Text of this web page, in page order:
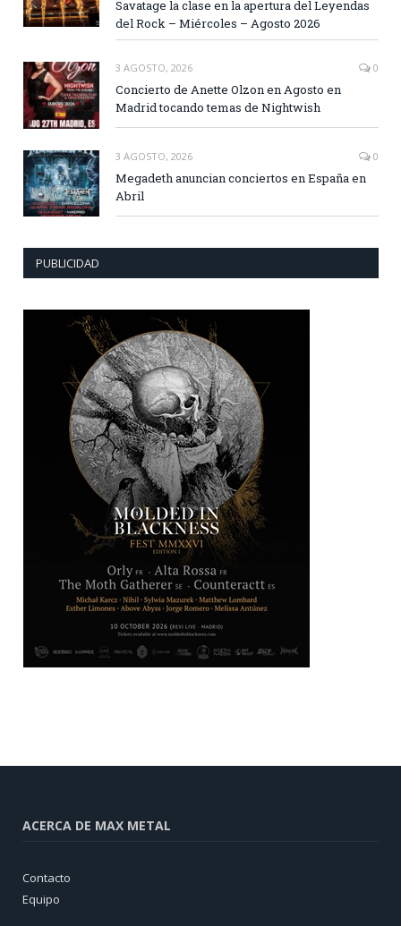
Savatage la clase en la apertura del Leyendas
del Rock – Miércoles – Agosto 2026
3 AGOSTO, 2026 0
Concierto de Anette Olzon en Agosto en
Madrid tocando temas de Nightwish
3 AGOSTO, 2026 0
Megadeth anuncian conciertos en España en
Abril
PUBLICIDAD
ACERCA DE MAX METAL
Contacto
Equipo